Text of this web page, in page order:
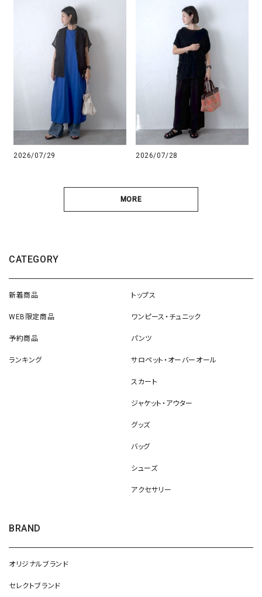
2026/07/29 2026/07/28
MORE
CATEGORY
新着商品
WEB限定商品
予約商品
ランキング
トップス
ワンピース・チュニック
パンツ
サロペット・オーバーオール
スカート
ジャケット・アウター
グッズ
バッグ
シューズ
アクセサリー
BRAND
オリジナルブランド
セレクトブランド